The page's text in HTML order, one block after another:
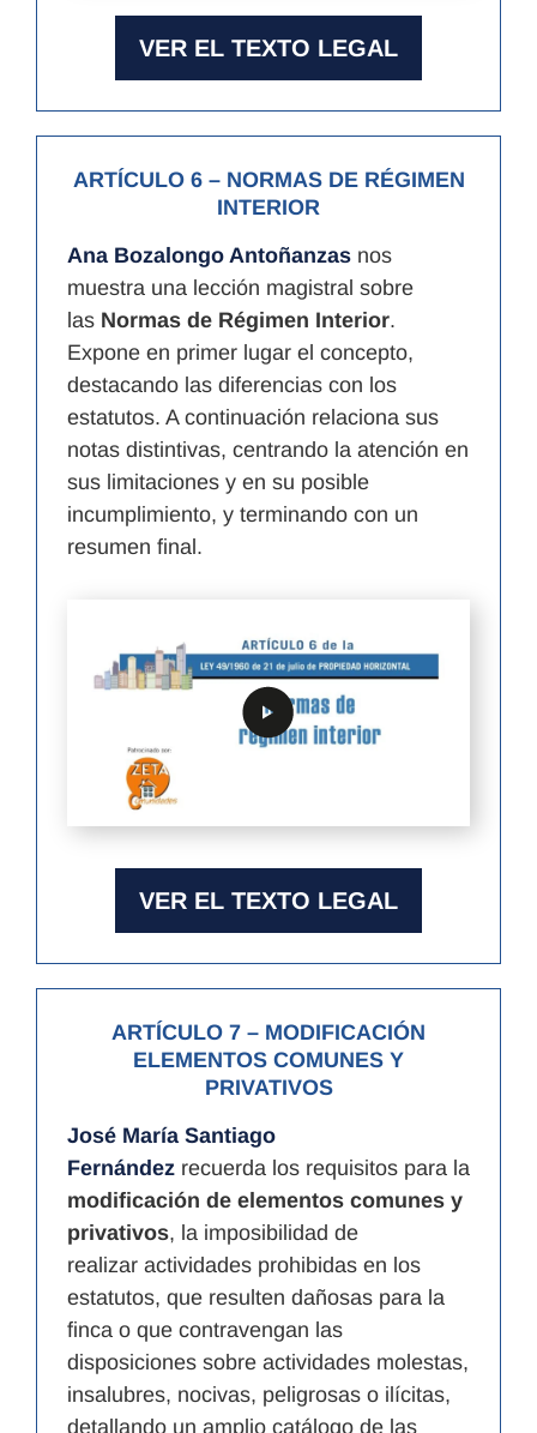
VER EL TEXTO LEGAL
ARTÍCULO 6– NORMAS DE RÉGIMEN
INTERIOR
Ana Bozalongo Antoñanzas nos
muestra una lección magistral sobre
las Normas de Régimen Interior.
Expone en primer lugar el concepto,
destacando las diferencias con los
estatutos. A continuación relaciona sus
notas distintivas, centrando la atención en
sus limitaciones y en su posible
incumplimiento, y terminando con un
resumen final.
VER EL TEXTO LEGAL
ARTÍCULO 7 – MODIFICACIÓN
ELEMENTOS COMUNES Y
PRIVATIVOS
José María Santiago
Fernández recuerda los requisitos para la
modificación de elementos comunes y
privativos, la imposibilidad de
realizar actividades prohibidas en los
estatutos, que resulten dañosas para la
finca o que contravengan las
disposiciones sobre actividades molestas,
insalubres, nocivas, peligrosas o ilícitas,
detallando un amplio catálogo de las